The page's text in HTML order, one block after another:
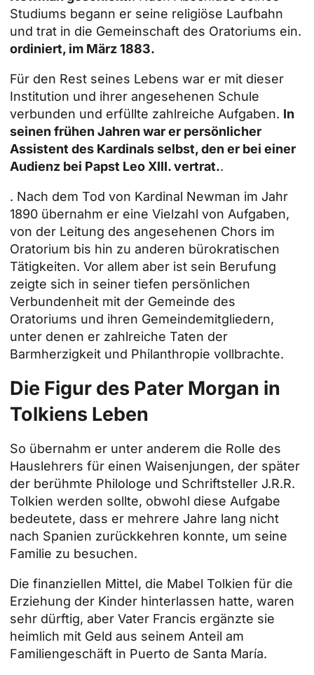
Studiums begann er seine religiöse Laufbahn
und trat in die Gemeinschaft des Oratoriums ein.
ordiniert, im März 1883.
Für den Rest seines Lebens war er mit dieser
Institution und ihrer angesehenen Schule
verbunden und erfüllte zahlreiche Aufgaben. In
seinen frühen Jahren war er persönlicher
Assistent des Kardinals selbst, den er bei einer
Audienz bei Papst Leo XIII. vertrat..
. Nach dem Tod von Kardinal Newman im Jahr
1890 übernahm er eine Vielzahl von Aufgaben,
von der Leitung des angesehenen Chors im
Oratorium bis hin zu anderen bürokratischen
Tätigkeiten. Vor allem aber ist sein Berufung
zeigte sich in seiner tiefen persönlichen
Verbundenheit mit der Gemeinde des
Oratoriums und ihren Gemeindemitgliedern,
unter denen er zahlreiche Taten der
Barmherzigkeit und Philanthropie vollbrachte.
Die Figur des Pater Morgan in
Tolkiens Leben
So übernahm er unter anderem die Rolle des
Hauslehrers für einen Waisenjungen, der später
der berühmte Philologe und Schriftsteller J.R.R.
Tolkien werden sollte, obwohl diese Aufgabe
bedeutete, dass er mehrere Jahre lang nicht
nach Spanien zurückkehren konnte, um seine
Familie zu besuchen.
Die finanziellen Mittel, die Mabel Tolkien für die
Erziehung der Kinder hinterlassen hatte, waren
sehr dürftig, aber Vater Francis ergänzte sie
heimlich mit Geld aus seinem Anteil am
Familiengeschäft in Puerto de Santa María.